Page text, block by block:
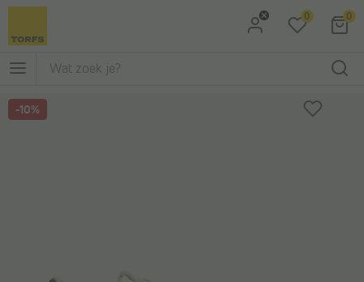
Ga naar Hoofdmenu
0 0
-10%